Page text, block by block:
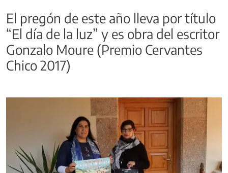
El pregón de este año lleva por título
“El día de la luz” y es obra del escritor
Gonzalo Moure (Premio Cervantes
Chico 2017)